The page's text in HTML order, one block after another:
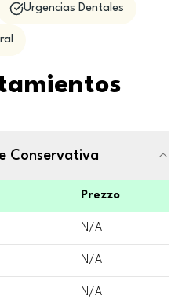
Urgencias Dentales
Conservativa
Prezzo
N/A
N/A
N/A